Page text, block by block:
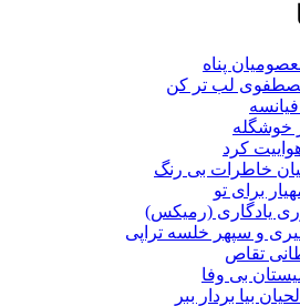
پناه
مصطفوی لب تر کن
خوشگله
کرد
خاطرات بی رنگ
برای تو
یادگاری (رمیکس)
و سپهر خلسه تراپی
تقاص
بی وفا
بیا بردار ببر